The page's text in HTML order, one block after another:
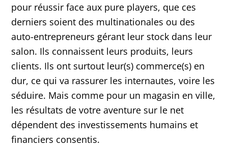
pour réussir face aux pure players, que ces
derniers soient des multinationales ou des
auto-entrepreneurs gérant leur stock dans leur
salon. Ils connaissent leurs produits, leurs
clients. Ils ont surtout leur(s) commerce(s) en
dur, ce qui va rassurer les internautes, voire les
séduire. Mais comme pour un magasin en ville,
les résultats de votre aventure sur le net
dépendent des investissements humains et
financiers consentis.